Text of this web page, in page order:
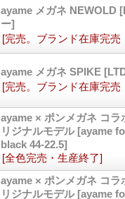
ayame メガネ NEWOLD
ー]
[完売。ブランド在庫完売
ayame メガネ SPIKE
[完売。ブランド在庫完売
ayame × ポンメガネ コラ
リジナルモデル [ayame
black 44-22.5]
[全色完売・生産終了]
ayame × ポンメガネ コラ
リジナルモデル [ayame